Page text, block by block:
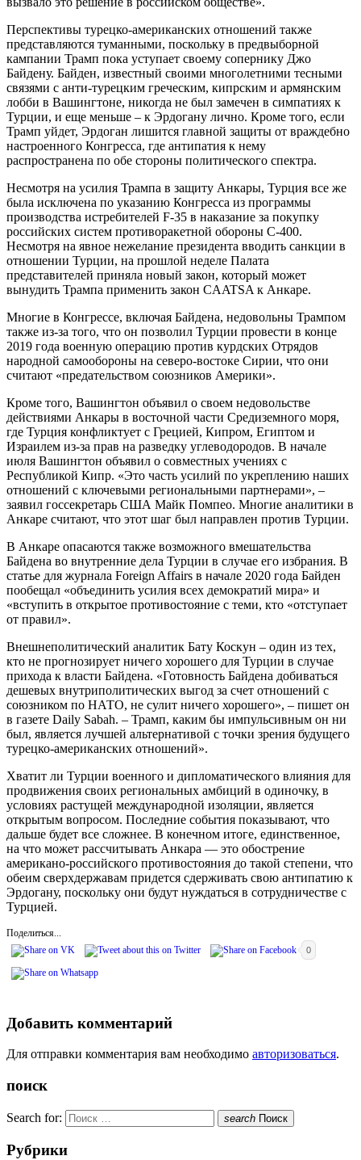
Перспективы турецко-американских отношений также
представляются туманными, поскольку в предвыборной
кампании Трамп пока уступает своему сопернику Джо
Байдену. Байден, известный своими многолетними тесными
связями с анти-турецким греческим, кипрским и армянским
лобби в Вашингтоне, никогда не был замечен в симпатиях к
Турции, и еще меньше – к Эрдогану лично. Кроме того, если
Трамп уйдет, Эрдоган лишится главной защиты от враждебно
настроенного Конгресса, где антипатия к нему
распространена по обе стороны политического спектра.
Несмотря на усилия Трампа в защиту Анкары, Турция все же
была исключена по указанию Конгресса из программы
производства истребителей F-35 в наказание за покупку
российских систем противоракетной обороны С-400.
Несмотря на явное нежелание президента вводить санкции в
отношении Турции, на прошлой неделе Палата
представителей приняла новый закон, который может
вынудить Трампа применить закон CAATSA к Анкаре.
Многие в Конгрессе, включая Байдена, недовольны Трампом
также из-за того, что он позволил Турции провести в конце
2019 года военную операцию против курдских Отрядов
народной самообороны на северо-востоке Сирии, что они
считают «предательством союзников Америки».
Кроме того, Вашингтон объявил о своем недовольстве
действиями Анкары в восточной части Средиземного моря,
где Турция конфликтует с Грецией, Кипром, Египтом и
Израилем из-за прав на разведку углеводородов. В начале
июля Вашингтон объявил о совместных учениях с
Республикой Кипр. «Это часть усилий по укреплению наших
отношений с ключевыми региональными партнерами», –
заявил госсекретарь США Майк Помпео. Многие аналитики в
Анкаре считают, что этот шаг был направлен против Турции.
В Анкаре опасаются также возможного вмешательства
Байдена во внутренние дела Турции в случае его избрания. В
статье для журнала Foreign Affairs в начале 2020 года Байден
пообещал «объединить усилия всех демократий мира» и
«вступить в открытое противостояние с теми, кто «отступает
от правил».
Внешнеполитический аналитик Бату Коскун – один из тех,
кто не прогнозирует ничего хорошего для Турции в случае
прихода к власти Байдена. «Готовность Байдена добиваться
дешевых внутриполитических выгод за счет отношений с
союзником по НАТО, не сулит ничего хорошего», – пишет он
в газете Daily Sabah. – Трамп, каким бы импульсивным он ни
был, является лучшей альтернативой с точки зрения будущего
турецко-американских отношений».
Хватит ли Турции военного и дипломатического влияния для
продвижения своих региональных амбиций в одиночку, в
условиях растущей международной изоляции, является
открытым вопросом. Последние события показывают, что
дальше будет все сложнее. В конечном итоге, единственное,
на что может рассчитывать Анкара — это обострение
американо-российского противостояния до такой степени, что
обеим сверхдержавам придется сдерживать свою антипатию к
Эрдогану, поскольку они будут нуждаться в сотрудничестве с
Турцией.
Поделиться...
0
Добавить комментарий
Для отправки комментария вам необходимо авторизоваться.
поиск
Search for: search Поиск
Рубрики